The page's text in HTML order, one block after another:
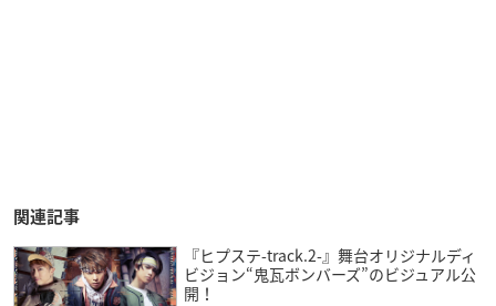
関連記事
『ヒプステ-track.2-』舞台オリジナルディ
ビジョン“鬼瓦ボンバーズ”のビジュアル公
開！